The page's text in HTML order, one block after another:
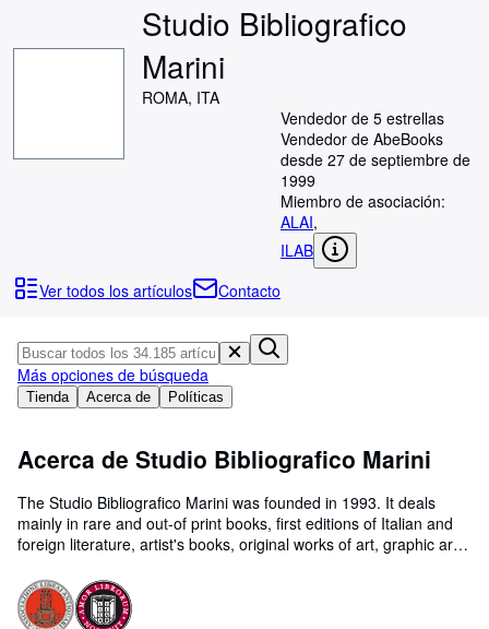
Consultar mis pedidos
Búsqueda avanzada
Comenzar a vender
CERRAR
Studio Bibliografico
Marini
ROMA, ITA
Vendedor de 5 estrellas
Vendedor de AbeBooks
desde 27 de septiembre de
1999
Miembro de asociación:
ALAI,
ILAB
Ver todos los artículos
Contacto
Tienda Acerca de Políticas
Más opciones de búsqueda
Acerca de Studio Bibliografico Marini
The Studio Bibliografico Marini was founded in 1993. It deals
mainly in rare and out-of print books, first editions of Italian and
foreign literature, artist's books, original works of art, graphic art,
and books on the history of all these fields. Its search engine
allows visitors to browse our database of 40,000 books on